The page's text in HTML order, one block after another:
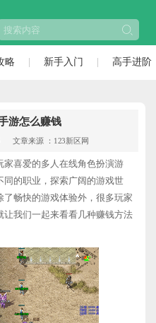
略 新手入门 高手进阶
游怎么赚钱
文章来源 ：123新区网
喜爱的多人在线角色扮演游
的职业，探索广阔的游戏世
畅快的游戏体验外，很多玩家
我们一起来看看几种赚钱方法